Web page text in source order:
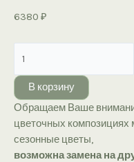
6380 ₽
товара
Букет
из
15
роз
«1039»
В корзину
Обращаем Ваше
цветочных композициях
сезонные цветы,
возможна замена на